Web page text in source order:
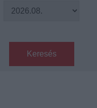
Keresés